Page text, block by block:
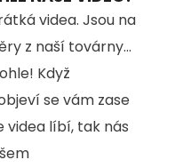
videa. Jsou na
z naší továrny...
Když
se vám zase
videa líbí, tak nás